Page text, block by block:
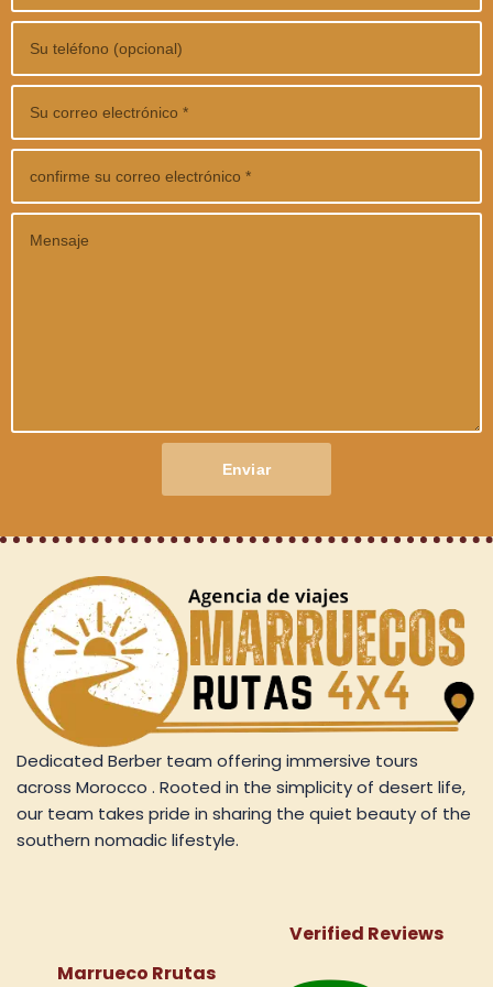
Enviar
Dedicated Berber team offering immersive tours
across Morocco . Rooted in the simplicity of desert life,
our team takes pride in sharing the quiet beauty of the
southern nomadic lifestyle.
Marrueco Rrutas
Verified Reviews